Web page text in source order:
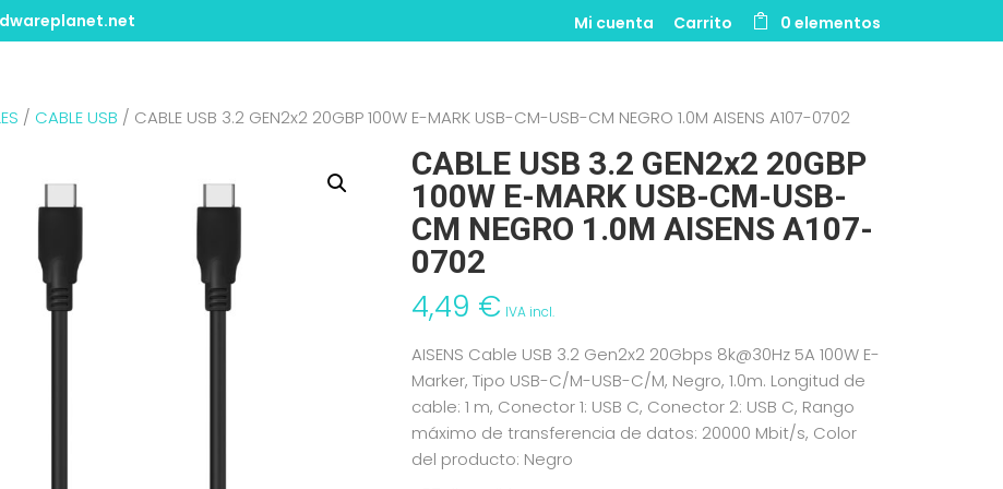
Mi cuenta Carrito 0 elementos
/ CABLE USB / CABLE USB 3.2 GEN2x2 20GBP 100W E-MARK USB-CM-USB-CM NEGRO 1.0M AISENS A107-0702
CABLE USB 3.2 GEN2x2 20GBP
100W E-MARK USB-CM-USB-
CM NEGRO 1.0M AISENS A107-
0702
4,49 € IVA incl.
AISENS Cable USB 3.2 Gen2x2 20Gbps 8k@30Hz 5A 100W E-
Marker, Tipo USB-C/M-USB-C/M, Negro, 1.0m. Longitud de
cable: 1 m, Conector 1: USB C, Conector 2: USB C, Rango
máximo de transferencia de datos: 20000 Mbit/s, Color
del producto: Negro